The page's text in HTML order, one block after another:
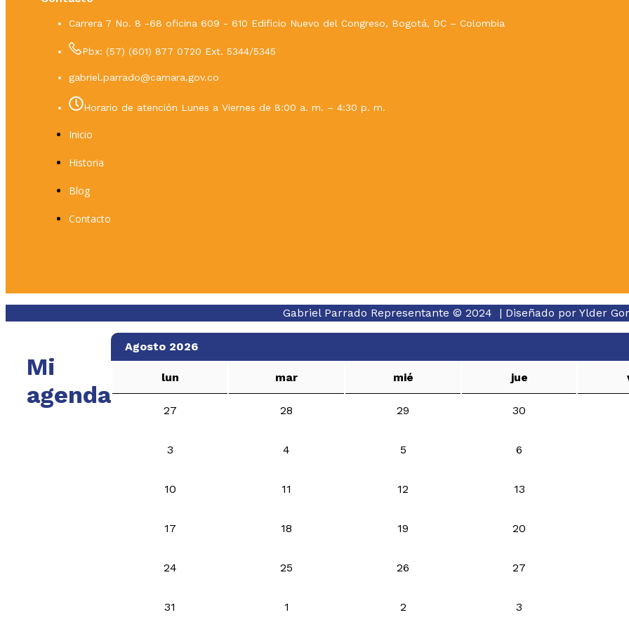
Carrera 7 No. 8 -68 oficina 609 - 610 Edificio Nuevo del Congreso, Bogotá, DC – Colombia
Pbx: (57) (601) 877 0720 Ext. 5344/5345
gabriel.parrado@camara.gov.co
Horario de atención Lunes a Viernes de 8:00 a. m. – 4:30 p. m.
Inicio
Historia
Blog
Contacto
Gabriel Parrado Representante © 2024 | Diseñado por Ylder
Mi
agenda
Agosto 2026
lun mar mié jue
27 28 29 30
3 4 5 6
10 11 12 13
17 18 19 20
24 25 26 27
31 1 2 3